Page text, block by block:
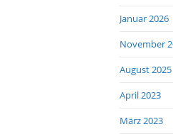
Januar 2026
November
August 2025
April 2023
März 2023